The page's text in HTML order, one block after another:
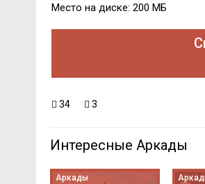
Место на диске: 200 МБ
34 3
Интересные Аркады
Аркады